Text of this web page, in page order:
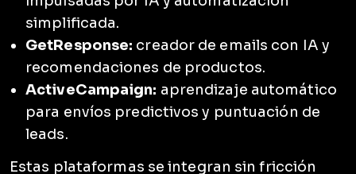
simplificada.
GetResponse: creador de emails con IA y
recomendaciones de productos.
ActiveCampaign: aprendizaje automático
para envíos predictivos y puntuación de
leads.
Estas plataformas se integran sin fricción